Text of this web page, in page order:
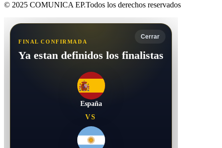
© 2025 COMUNICA EP.Todos los derechos reservados
Cerrar
FINAL CONFIRMADA
Ya estan definidos los finalistas
España
VS